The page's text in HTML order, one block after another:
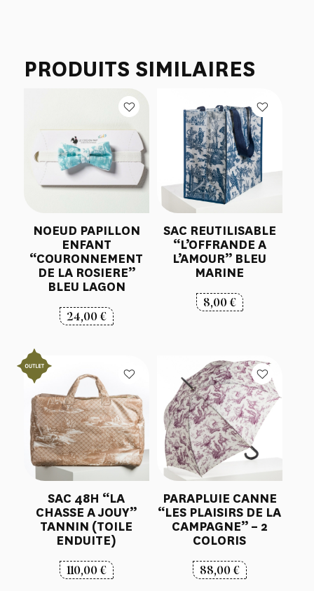
PRODUITS SIMILAIRES
NOEUD PAPILLON
ENFANT
“COURONNEMENT
DE LA ROSIERE”
BLEU LAGON
24,00€
SAC REUTILISABLE
“L’OFFRANDE A
L’AMOUR” BLEU
MARINE
8,00€
SAC 48H “LA
CHASSE A JOUY”
TANNIN (TOILE
ENDUITE)
110,00€
PARAPLUIE CANNE
“LES PLAISIRS DE LA
CAMPAGNE” – 2
COLORIS
88,00€